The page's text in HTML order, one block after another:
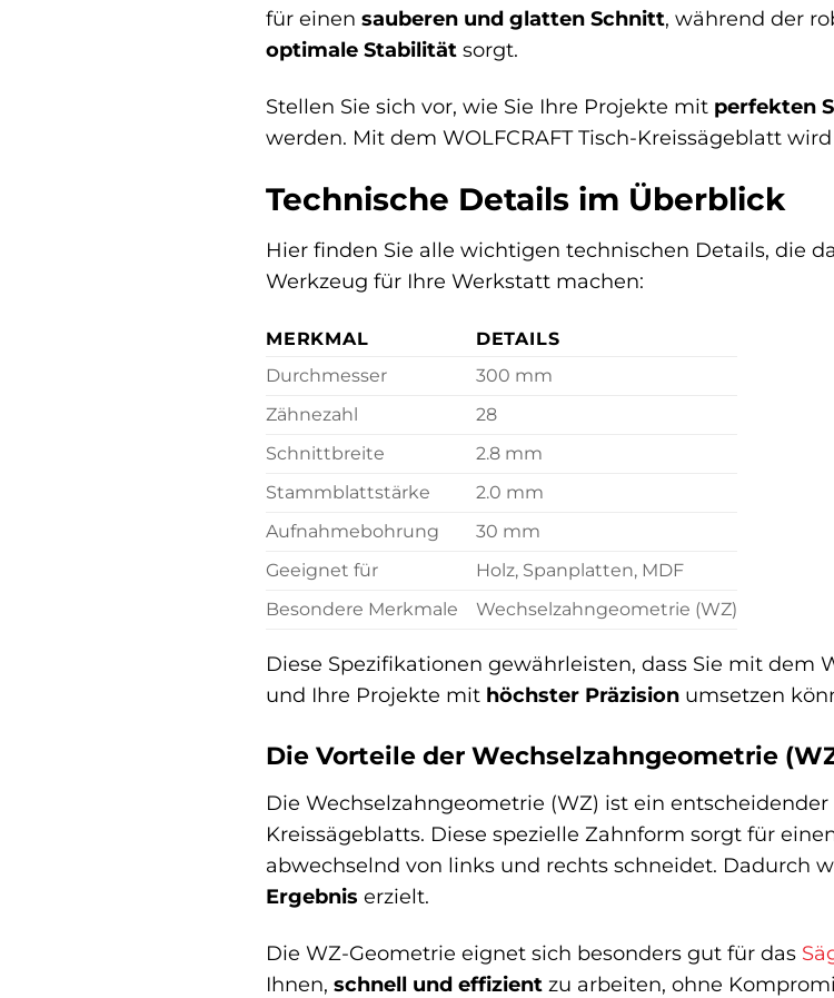
für einen sauberen und glatten Schnitt, während der
optimale Stabilität sorgt.
Stellen Sie sich vor, wie Sie Ihre Projekte mit perfekten
werden. Mit dem WOLFCRAFT Tisch-Kreissägeblatt
Technische Details im Überblick
Hier finden Sie alle wichtigen technischen Details, die
Werkzeug für Ihre Werkstatt machen:
MERKMAL
DETAILS
Durchmesser
300 mm
Zähnezahl
28
Schnittbreite
2.8 mm
Stammblattstärke
2.0 mm
Aufnahmebohrung
30 mm
Geeignet für
Holz, Spanplatten, MDF
Besondere Merkmale
Wechselzahngeometrie (WZ)
Diese Spezifikationen gewährleisten, dass Sie mit dem
und Ihre Projekte mit höchster Präzision umsetzen
Die Vorteile der Wechselzahngeometrie
Die Wechselzahngeometrie (WZ) ist ein
Kreissägeblatts. Diese spezielle Zahnform sorgt für
abwechselnd von links und rechts schneidet. Dadurch
Ergebnis erzielt.
Die WZ-Geometrie eignet sich besonders gut für das
Ihnen, schnell und effizient zu arbeiten, ohne